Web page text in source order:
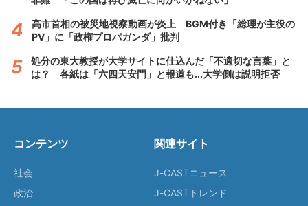
高市首相の被災地視察動画が炎上 BGM付き「総理が主役の
PV」に「政権プロパガンダ」批判
処分の東大教授が大学サイトに仕込んだ「不適切な言葉」と
は？ 各紙は「六四天安門」と報道も...大学側は説明拒否
コンテンツ
社会
政治
関連サイト
J-CASTニュース
J-CASTトレンド